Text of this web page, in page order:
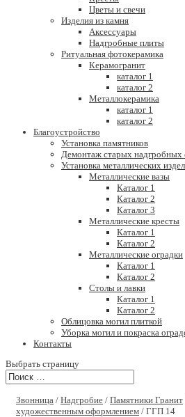
Цветы и свечи
Изделия из камня
Аксессуары
Надгробные плиты
Ритуальная фотокерамика
Керамогранит
каталог 1
каталог 2
Металлокерамика
каталог 1
каталог 2
Благоустройство
Установка памятников
Демонтаж старых надгробных
Установка металлических
Металлические вазы
Каталог 1
Каталог 2
Каталог 3
Металлические кресты
Каталог 1
Каталог 2
Металлические оградки
Каталог 1
Каталог 2
Столы и лавки
Каталог 1
Каталог 2
Облицовка могил плиткой
Уборка могил и покраска
Контакты
Выбрать страницу
Звонница / Надгробие / Памятники Гранит
художественным оформлением / ГГП 14